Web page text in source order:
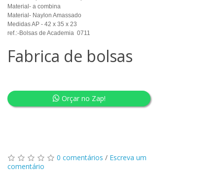
Material- a combina
Material- Naylon Amassado
Medidas AP - 42 x 35 x 23
ref.:-Bolsas de Academia 0711
Fabrica de bolsas
Orçar no Zap!
0 comentários / Escreva um
comentário